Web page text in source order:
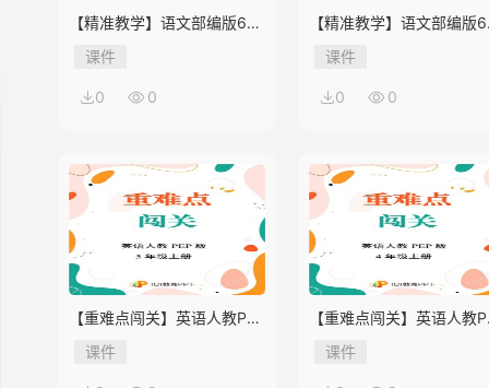
【精准教学】语文部编版6年
级上册第2单元★★★★题库
课件
0 0
【精准教学】语文部编版
级上册第1单元★★★题库
课件
0 0
【重难点闯关】英语人教PEP
版5年级上册Unit 2
课件
【重难点闯关】英语人教
版4年级上册Unit 2
课件